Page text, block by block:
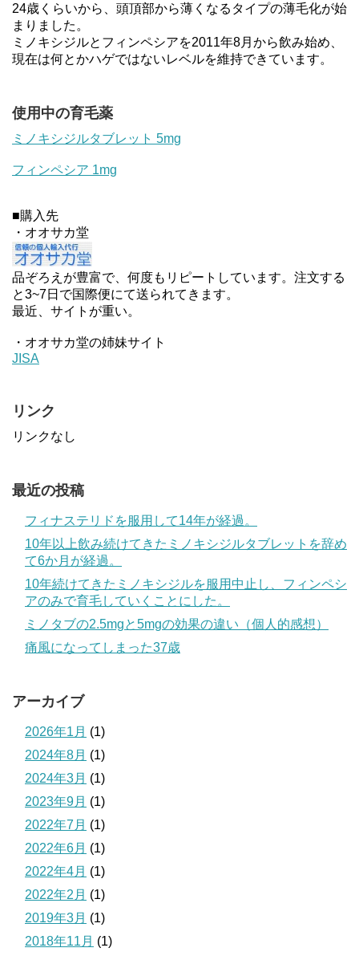
24歳くらいから、頭頂部から薄くなるタイプの薄毛化が始
まりました。
ミノキシジルとフィンペシアを2011年8月から飲み始め、
現在は何とかハゲではないレベルを維持できています。
使用中の育毛薬
ミノキシジルタブレット 5mg
フィンペシア 1mg
■購入先
・オオサカ堂
品ぞろえが豊富で、何度もリピートしています。注文する
と3~7日で国際便にて送られてきます。
最近、サイトが重い。
・オオサカ堂の姉妹サイト
JISA
リンク
リンクなし
最近の投稿
フィナステリドを服用して14年が経過。
10年以上飲み続けてきたミノキシジルタブレットを辞め
て6か月が経過。
10年続けてきたミノキシジルを服用中止し、フィンペシ
アのみで育毛していくことにした。
ミノタブの2.5mgと5mgの効果の違い（個人的感想）
痛風になってしまった37歳
アーカイブ
2026年1月 (1)
2024年8月 (1)
2024年3月 (1)
2023年9月 (1)
2022年7月 (1)
2022年6月 (1)
2022年4月 (1)
2022年2月 (1)
2019年3月 (1)
2018年11月 (1)